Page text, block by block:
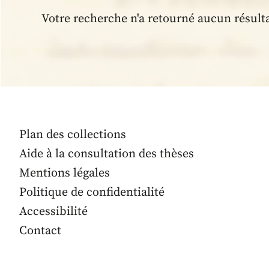
Votre recherche n'a retourné aucun
Plan des collections
Aide à la consultation des thèses
Mentions légales
Politique de confidentialité
Accessibilité
Contact